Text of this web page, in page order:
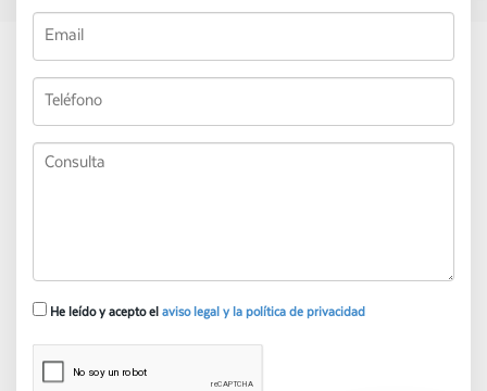
He leído y acepto el aviso legal y la política de privacidad